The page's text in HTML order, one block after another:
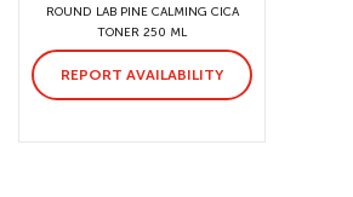
ROUND LAB PINE CALMING CICA
TONER 250 ML
REPORT AVAILABILITY